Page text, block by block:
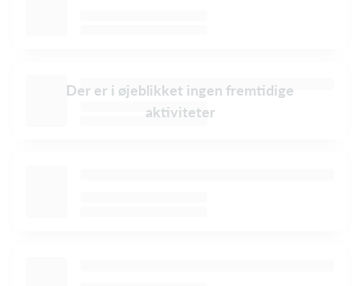
Der er i øjeblikket ingen fremtidige
aktiviteter